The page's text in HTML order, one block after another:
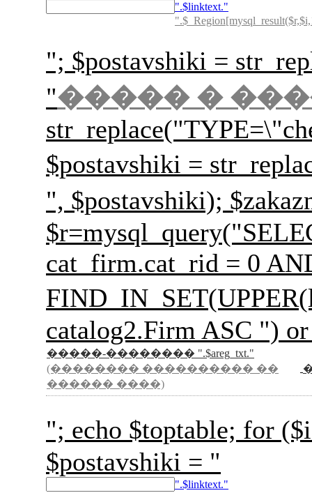
".$linktext."
"; $postavshiki =
"����� �
$postavshiki =
", $postavshiki);
cat_firm.cat_rid = 0
catalog2.Firm ASC ")
�����-�������� ".$areg_txt."
(�������� ���������� ��
������ ����)
"; echo $toptable;
$postavshiki = "
".$linktext."